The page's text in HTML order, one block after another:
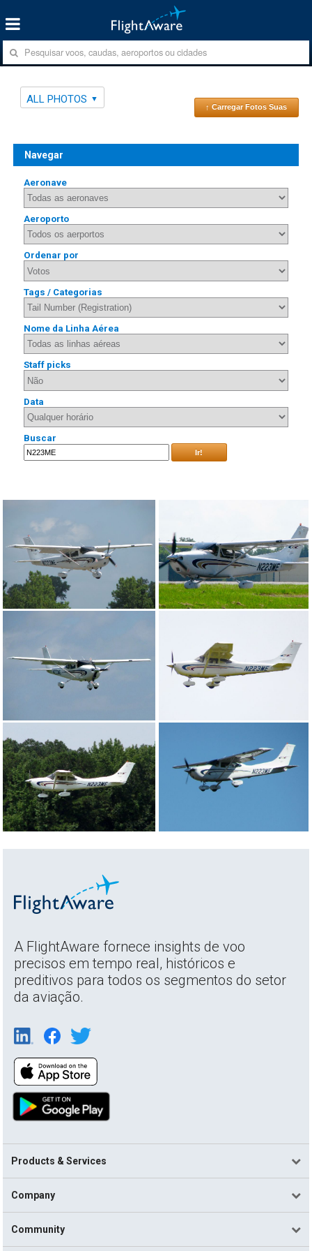
ALL PHOTOS
↑ Carregar Fotos Suas
Navegar
Aeronave
Aeroporto
Ordenar por
Tags / Categorias
Nome da Linha Aérea
Staff picks
Data
Buscar
Ir!
A FlightAware fornece insights de voo
precisos em tempo real, históricos e
preditivos para todos os segmentos do setor
da aviação.
Products & Services
Company
Community